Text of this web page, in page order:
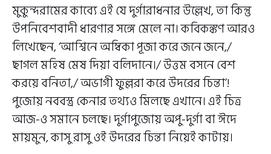
মুকুন্দরামের কাব্যে এই যে দুর্গারাধনার উল্লেখ, তা কিন্তু
উপনিবেশবাদী ধারণার সঙ্গে মেলে না। কবিকঙ্কণ আরও
লিখেছেন, ‘আশ্বিনে অম্বিকা পূজা করে জনে জনে,/
ছাগল মহিষ মেষ দিয়া বলিদানে।/ উত্তম বসনে বেশ
করয়ে বনিতা,/ অভাগী ফুল্লরা করে উদরের চিন্তা’!
পুজোয় নববস্ত্র কেনার তথ্যও মিলছে এখানে। এই চিত্র
আজ-ও সমানে চলছে। দুর্গাপুজোয় অপু-দুর্গা বা ঈদে
মায়মুন, কাসু রাসু ওই উদরের চিন্তা নিয়েই কাটায়।